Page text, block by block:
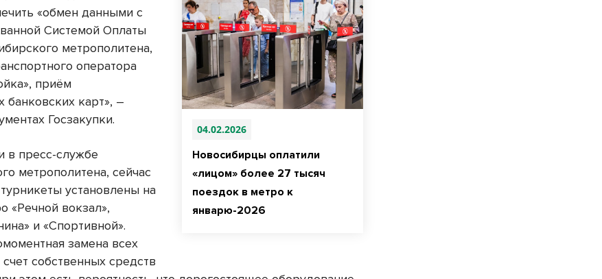
04.02.2026
Новосибирцы оплатили
«лицом» более 27 тысяч
поездок в метро к
январю-2026
«обмен данными с
Системой Оплаты
метрополитена,
оператора
приём
банковских карт», –
Госзакупки.
в пресс-службе
метрополитена, сейчас
установлены на
«Речной вокзал»,
и «Спортивной».
замена всех
собственных средств